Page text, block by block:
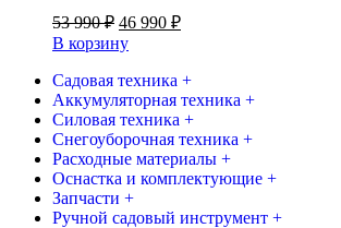
53 990₽ Первоначальная
цена
составляла
53
990 ₽.
46 990 ₽Текущая
990 ₽.
В корзину
Садовая техника +
Аккумуляторная техника +
Силовая техника +
Снегоуборочная техника +
Расходные материалы +
Оснастка и комплектующие +
Запчасти +
Ручной садовый инструмент +